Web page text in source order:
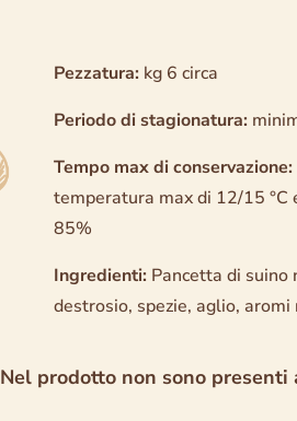
Pezzatura: kg 6 circa
Periodo di stagionatura:
Tempo max di conservazione:
temperatura max di 12/15 °C
85%
Ingredienti: Pancetta di suino
destrosio, spezie, aglio,
Nel prodotto non sono presenti